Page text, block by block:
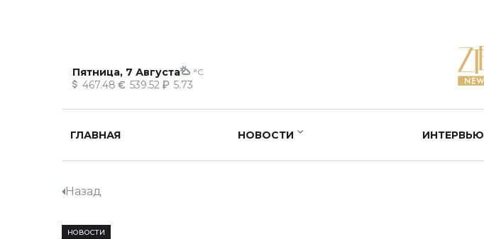
Пятница, 7 Августа °C
467.48 539.52 5.73
ГЛАВНАЯ НОВОСТИ ИНТЕРВЬЮ
Назад
НОВОСТИ